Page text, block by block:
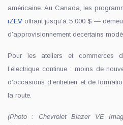
américaine. Au Canada, les
iZEV offrant jusqu’à 5 000 $ —
d’approvisionnement decertains
Pour les ateliers et commerces
l’électrique continue : moins de
d’occasions d’entretien et de
la route.
(Photo : Chevrolet Blazer VE